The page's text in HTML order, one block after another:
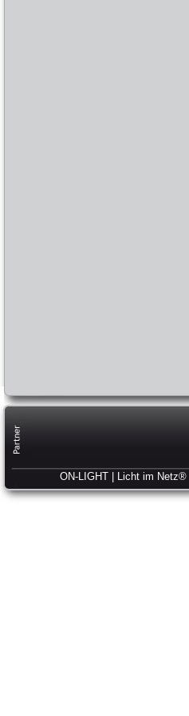
ON-LIGHT | Licht im Netz®